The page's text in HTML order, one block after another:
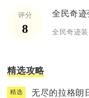
评分
8
全民奇
精选攻略
精选 无尽的拉格朗